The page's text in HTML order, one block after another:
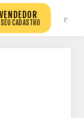
SEU CADASTRO
BLOG